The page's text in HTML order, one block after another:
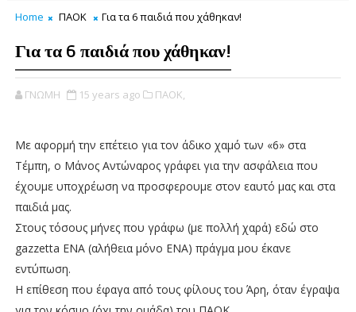
Home ΠΑΟΚ Για τα 6 παιδιά που χάθηκαν!
Για τα 6 παιδιά που χάθηκαν!
ΓΝΩΜΗ 15 years ago ΠΑΟΚ,
Με αφορμή την επέτειο για τον άδικο χαμό των «6» στα
Τέμπη, ο Μάνος Αντώναρος γράφει για την ασφάλεια που
έχουμε υποχρέωση να προσφερουμε στον εαυτό μας και στα
παιδιά μας.
Στους τόσους μήνες που γράφω (με πολλή χαρά) εδώ στο
gazzetta ΕΝΑ (αλήθεια μόνο ΕΝΑ) πράγμα μου έκανε
εντύπωση.
Η επίθεση που έφαγα από τους φίλους του Άρη, όταν έγραψα